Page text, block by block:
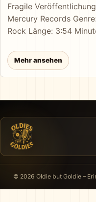
Fragile
Mercury Records
Rock Länge: 3:54
Mehr ansehen
© 2026 Oldie but Goldie –